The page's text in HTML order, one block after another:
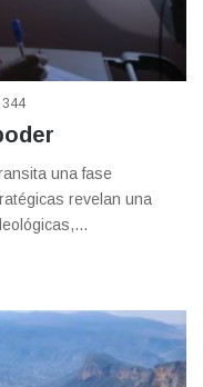
344
una fase
revelan una